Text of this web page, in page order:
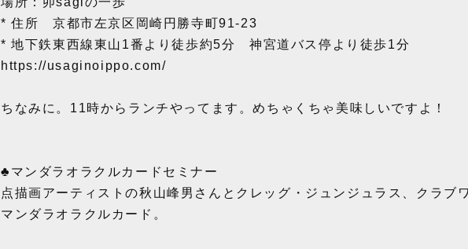
* 住所 京都市左京区岡崎円勝寺町91-23
* 地下鉄東西線東山1番より徒歩約5分 神宮道バス停より徒歩1分
https://usaginoippo.com/
ちなみに。11時からランチやってます。めちゃくちゃ美味しいですよ！
♣️マンダラオラクルカードセミナー
点描画アーティストの秋山峰男さんとクレッグ・ジュンジュラス、クラブ
マンダラオラクルカード。